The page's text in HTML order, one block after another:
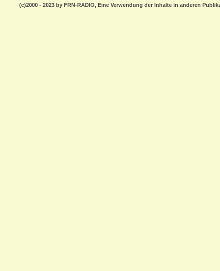
(c)2000 - 2023 by FRN-RADIO, Eine Verwendung der Inhalte in anderen